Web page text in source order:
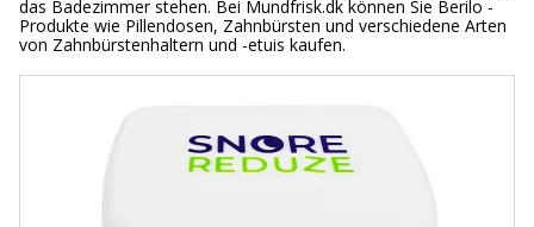
das Badezimmer stehen. Bei Mundfrisk.dk können Sie Berilo -
Produkte wie Pillendosen, Zahnbürsten und verschiedene Arten
von Zahnbürstenhaltern und -etuis kaufen.